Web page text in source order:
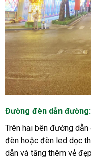
Đường đèn dẫn đường:
Trên hai bên đường
đèn hoặc đèn led dọc
dẫn và tăng thêm vẻ